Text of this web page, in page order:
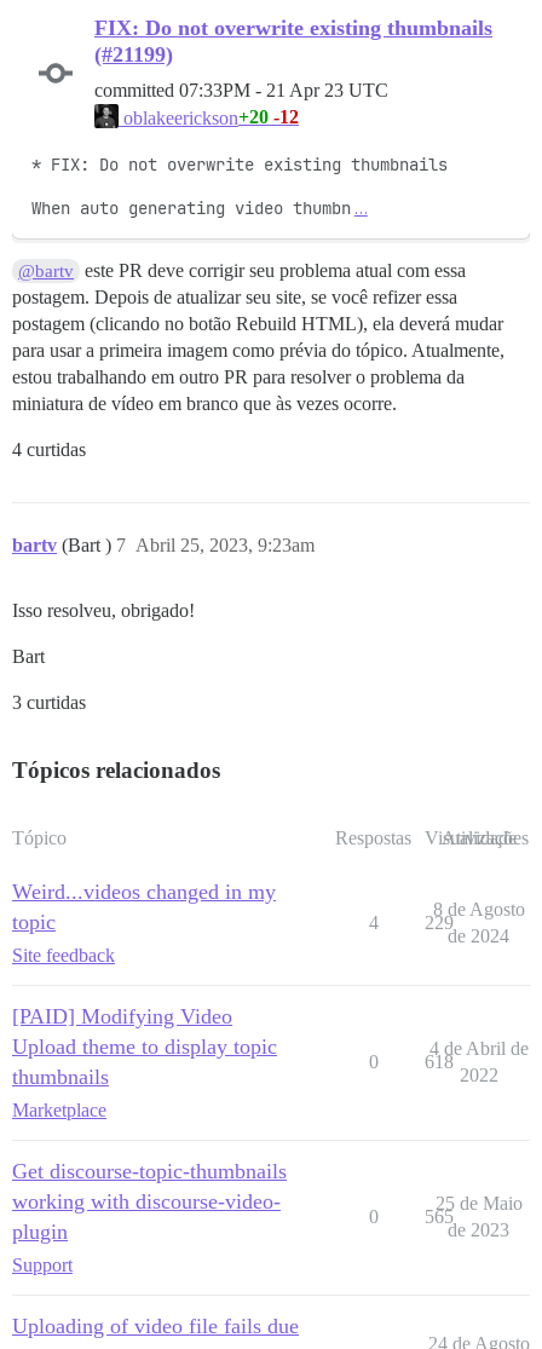
FIX: Do not overwrite existing thumbnails
(#21199)
committed 07:33PM - 21 Apr 23 UTC
oblakeerickson+20 -12
* FIX: Do not overwrite existing thumbnails
When auto generating video thumbn …
@bartv este PR deve corrigir seu problema atual com essa
postagem. Depois de atualizar seu site, se você refizer essa
postagem (clicando no botão Rebuild HTML), ela deverá mudar
para usar a primeira imagem como prévia do tópico. Atualmente,
estou trabalhando em outro PR para resolver o problema da
miniatura de vídeo em branco que às vezes ocorre.
4 curtidas
bartv (Bart ) Abril 25, 2023, 9:23am
7
Isso resolveu, obrigado!
Bart
3 curtidas
Tópicos relacionados
Tópico Respostas Visualizações
Atividade
Weird...videos changed in my
topic
Site feedback
4 229
8 de Agosto
de 2024
[PAID] Modifying Video
Upload theme to display topic
thumbnails
Marketplace
0 618
4 de Abril de
2022
Get discourse-topic-thumbnails
working with discourse-video-
plugin
Support
0 565
25 de Maio
de 2023
Uploading of video file fails due
24 de Agosto